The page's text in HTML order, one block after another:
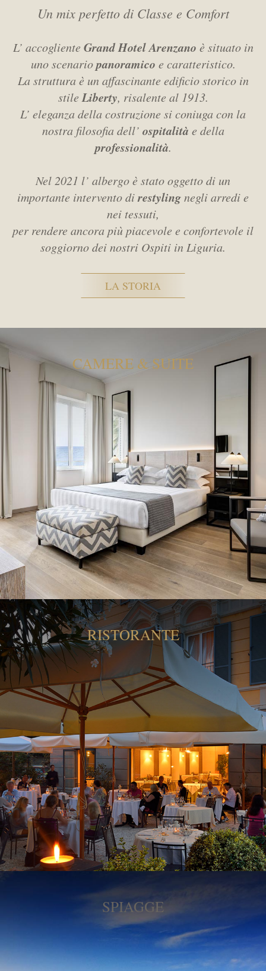
Un mix perfetto di Classe e Comfort
L’ accogliente Grand Hotel Arenzano è situato in
uno scenariopanoramico e caratteristico.
La struttura è un affascinante edificio storico in
stile Liberty, risalente al 1913.
L’ eleganza della costruzione si coniuga con la
nostra filosofia dell’ ospitalità e della
professionalità.
Nel 2021 l’ albergo è stato oggetto di un
importante intervento direstylingnegli arredi e
nei tessuti,
per rendere ancora più piacevole e confortevole il
soggiorno dei nostri Ospiti in Liguria.
LA STORIA
CAMERE & SUITE
RISTORANTE
SPIAGGE